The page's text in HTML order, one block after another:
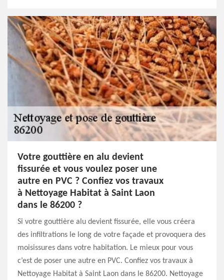
Votre gouttière en alu devient
fissurée et vous voulez poser une
autre en PVC ? Confiez vos travaux
à Nettoyage Habitat à Saint Laon
dans le 86200 ?
Si votre gouttière alu devient fissurée, elle vous créera
des infiltrations le long de votre façade et provoquera des
moisissures dans votre habitation. Le mieux pour vous
c’est de poser une autre en PVC. Confiez vos travaux à
Nettoyage Habitat à Saint Laon dans le 86200. Nettoyage